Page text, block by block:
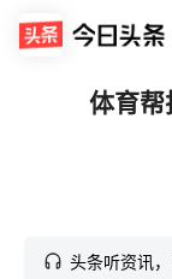
体育
头条听资讯